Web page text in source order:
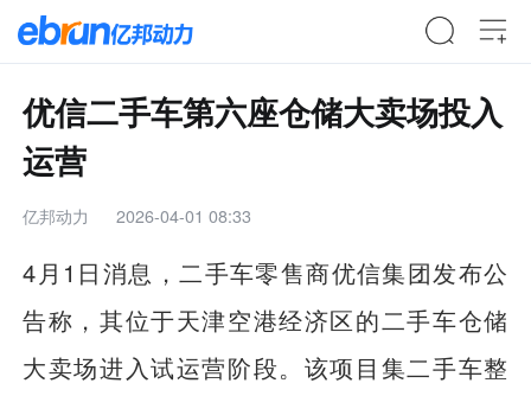
优信二手车第六座仓储大卖场投入
运营
亿邦动力 2026-04-01 08:33
4月1日消息，二手车零售商优信集团发布公
告称，其位于天津空港经济区的二手车仓储
大卖场进入试运营阶段。该项目集二手车整